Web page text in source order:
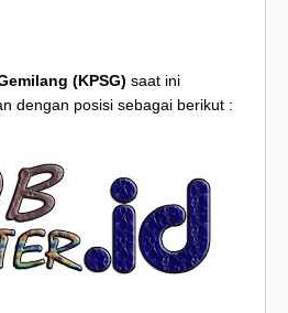
(KPSG) saat ini
dengan posisi sebagai berikut :